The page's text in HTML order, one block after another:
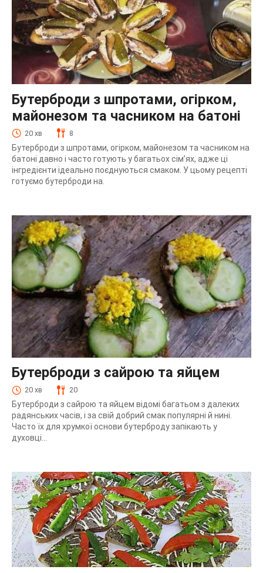
Бутерброди з шпротами, огірком,
майонезом та часником на батоні
20 хв 8
Бутерброди з шпротами, огірком, майонезом та часником на
батоні давно і часто готують у багатьох сім’ях, адже ці
інгредієнти ідеально поєднуються смаком. У цьому рецепті
готуємо бутерброди на.
Бутерброди з сайрою та яйцем
20 хв 20
Бутерброди з сайрою та яйцем відомі багатьом з далеких
радянських часів, і за свій добрий смак популярні й нині.
Часто їх для хрумкої основи бутерброду запікають у
духовці...